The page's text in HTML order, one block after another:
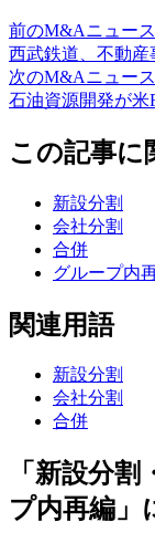
前のM&Aニュース
西武鉄道、不動
次のM&Aニュース
石油資源開発が米
この記事に
新設分割
会社分割
合併
グループ内
関連用語
新設分割
会社分割
合併
「新設分
プ内再編」